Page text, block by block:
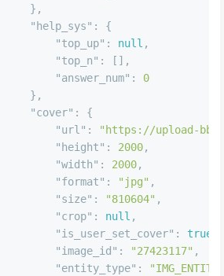
},
"help_sys":
{
"top_up"
null
"top_n"
[],
},
"cover":
{
"url":
"https://upload-
"height"
2000
"width": 2000,
"format"
: "jpg",
"size" : "810604"
"crop": null
"is_user_set_cover": true
"image_id": "27423117",